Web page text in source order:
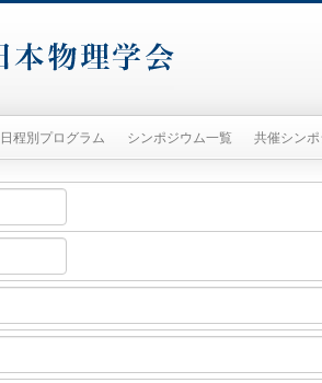
日程別プログラム シンポジウム一覧 共催シン